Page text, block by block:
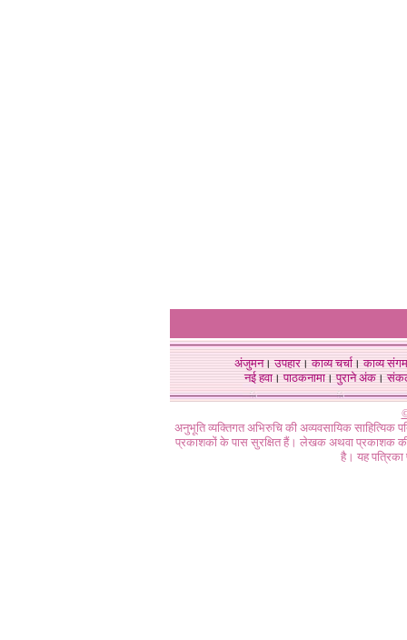
अंजुमन।उपहार।काव्य चर्चा।काव्य संगम
नई हवा। पाठकनामा। पुराने अंक।
अनुभूति व्यक्तिगत अभिरुचि की अव्यवसायिक
प्रकाशकों के पास सुरक्षित हैं। लेखक अथवा प्रकाशक की
है। यह पत्रिका